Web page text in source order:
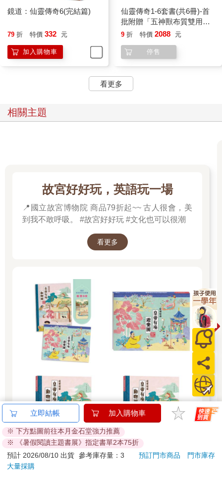
鏡道：仙靈傳奇6(完結篇)
79 折 特價 332 元
加入購物車
仙靈傳奇1-6套書(共6冊)-首
批附贈「五神獸布質雙用收
納墊」：詩魂/詞靈/畫仙/陶
9 折 特價 2088 元
停售
看更多
相關主題
故宮好好玩，英語玩一場
📍國立故宮博物院 商品79折起~~ 古人很會，美
到我不敢呼吸。 #故宮好好玩 #文化也可以很潮
看更多
立即結帳 加入購物車
※ 下方點圖前往本月金石堂強力推薦
※ 《暑假閱讀主題書展》指定書單2本75折
預計 2026/08/10 出貨 參考庫存量：3 預訂門市商品
門市庫存
大量採購